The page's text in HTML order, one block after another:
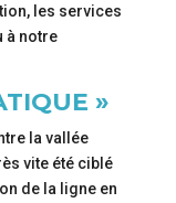
les services
à notre
»
la vallée
vite été ciblé
de la ligne en